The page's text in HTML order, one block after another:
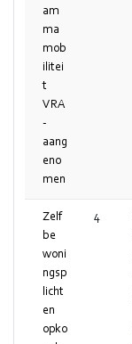
am
ma
mob
ilitei
t
VRA
-
aang
eno
men
Zelf
be
woni
ngsp
licht
en
opko
4